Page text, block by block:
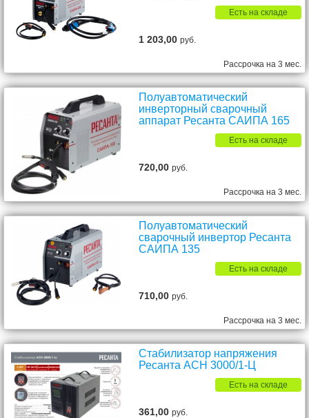
Есть на складе
1 203,00руб.
Рассрочка на 3 мес.
Полуавтоматический
инверторный сварочный
аппарат Ресанта САИПА 165
Есть на складе
720,00руб.
Рассрочка на 3 мес.
Полуавтоматический
сварочный инвертор Ресанта
САИПА 135
Есть на складе
710,00руб.
Рассрочка на 3 мес.
Стабилизатор напряжения
Ресанта АСН 3000/1-Ц
Есть на складе
361,00руб.